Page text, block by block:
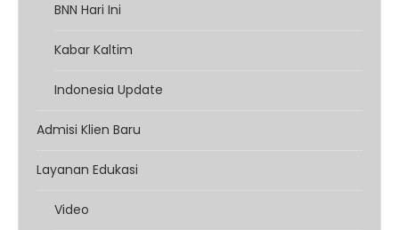
BNN Hari Ini
Kabar Kaltim
Indonesia Update
Admisi Klien Baru
Layanan Edukasi
Video